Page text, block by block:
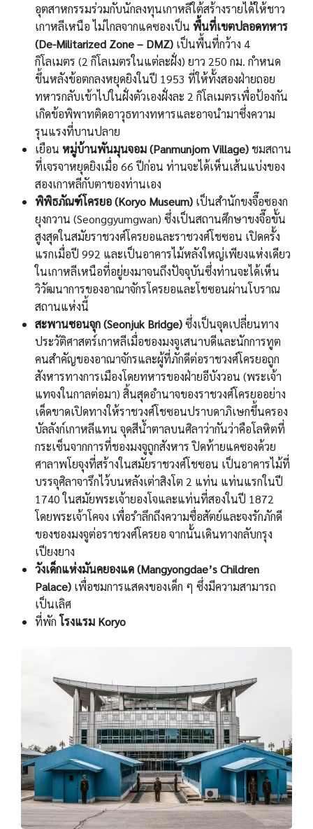
อุตสาหกรรมร่วมกับนักลงทุนเกาหลีใต้สร้างรายได้ให้ชาว
เกาหลีเหนือ ไม่ไกลจากแคซองเป็น พื้นที่เขตปลอดทหาร
(De-Militarized Zone – DMZ) เป็นพื้นที่กว้าง 4
กิโลเมตร (2 กิโลเมตรในแต่ละฝั่ง) ยาว 250 กม. กำหนด
ขึ้นหลังข้อตกลงหยุดยิงในปี 1953 ที่ให้ทั้งสองฝ่ายถอย
ทหารกลับเข้าไปในฝั่งตัวเองฝั่งละ 2 กิโลเมตรเพื่อป้องกัน
เกิดข้อพิพาทติดอาวุธทางทหารและอาจนำมาซึ่งความ
รุนแรงที่บานปลาย
เยือน หมู่บ้านพันมุนจอม (Panmunjom Village)ชมสถาน
ที่เจรจาหยุดยิงเมื่อ 66 ปีก่อน ท่านจะได้เห็นเส้นแบ่งของ
สองเกาหลีกับตาของท่านเอง
พิพิธภัณฑ์โครยอ (Koryo Museum) เป็นสำนักขงจื๊อซองก
ยุงกวาน (Seonggyumgwan) ซึ่งเป็นสถานศึกษาขงจื๊อขั้น
สูงสุดในสมัยราชวงศ์โครยอและราชวงศ์โชซอน เปิดครั้ง
แรกเมื่อปี 992 และเป็นอาคารไม้หลังใหญ่เพียงแห่งเดียว
ในเกาหลีเหนือที่อยู่ยงมาจนถึงปัจจุบันซึ่งท่านจะได้เห็น
วิวัฒนาการของอาณาจักรโครยอและโชซอนผ่านโบราณ
สถานแห่งนี้
สะพานซอนจุก (Seonjuk Bridge)ซึ่งเป็นจุดเปลี่ยนทาง
ประวัติศาสตร์เกาหลีเมื่อชองมงจูเสนาบดีและนักการทูต
คนสำคัญของอาณาจักรและผู้ที่ภักดีต่อราชวงศ์โครยอถูก
สังหารทางการเมืองโดยทหารของฝ่ายอีบังวอน (พระเจ้า
แทจงในกาลต่อมา) สิ้นสุดอำนาจของราชวงศ์โครยออย่าง
เด็ดขาดเปิดทางให้ราชวงศ์โชซอนปราบดาภิเษกขึ้นครอง
บัลลังก์เกาหลีแทน จุดสีน้ำตาลบนศิลาว่ากันว่าคือโลหิตที่
กระเซ็นจากการที่ชองมงจูถูกสังหาร ปิดท้ายแคซองด้วย
ศาลาพโยจุงที่สร้างในสมัยราชวงศ์โชซอน เป็นอาคารไม้ที่
บรรจุศิลาจารึกไว้บนหลังเต่าสิงโต 2 แท่น แท่นแรกในปี
1740 ในสมัยพระเจ้ายองโจและแท่นที่สองในปี 1872
โดยพระเจ้าโคจง เพื่อรำลึกถึงความซื่อสัตย์และจงรักภักดี
ของชองมงจูต่อราชวงศ์โครยอ จากนั้นเดินทางกลับกรุง
เปียงยาง
วังเด็กแห่งมันคยองแด (Mangyongdae’s Children
Palace) เพื่อชมการแสดงของเด็ก ๆ ซึ่งมีความสามารถ
เป็นเลิศ
ที่พัก โรงแรม Koryo